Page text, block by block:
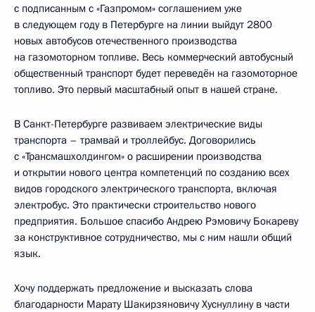
с подписанным с «Газпромом» соглашением уже
в следующем году в Петербурге на линии выйдут 2800
новых автобусов отечественного производства
на газомоторном топливе. Весь коммерческий автобусный
общественный транспорт будет переведён на газомоторное
топливо. Это первый масштабный опыт в нашей стране.
В Санкт-Петербурге развиваем электрические виды
транспорта – трамвай и троллейбус. Договорились
с «Трансмашхолдингом» о расширении производства
и открытии нового центра компетенций по созданию всех
видов городского электрического транспорта, включая
электробус. Это практически строительство нового
предприятия. Большое спасибо Андрею Рэмовичу Бокареву
за конструктивное сотрудничество, мы с ним нашли общий
язык.
Хочу поддержать предложение и высказать слова
благодарности Марату Шакирзяновичу Хуснуллину в части